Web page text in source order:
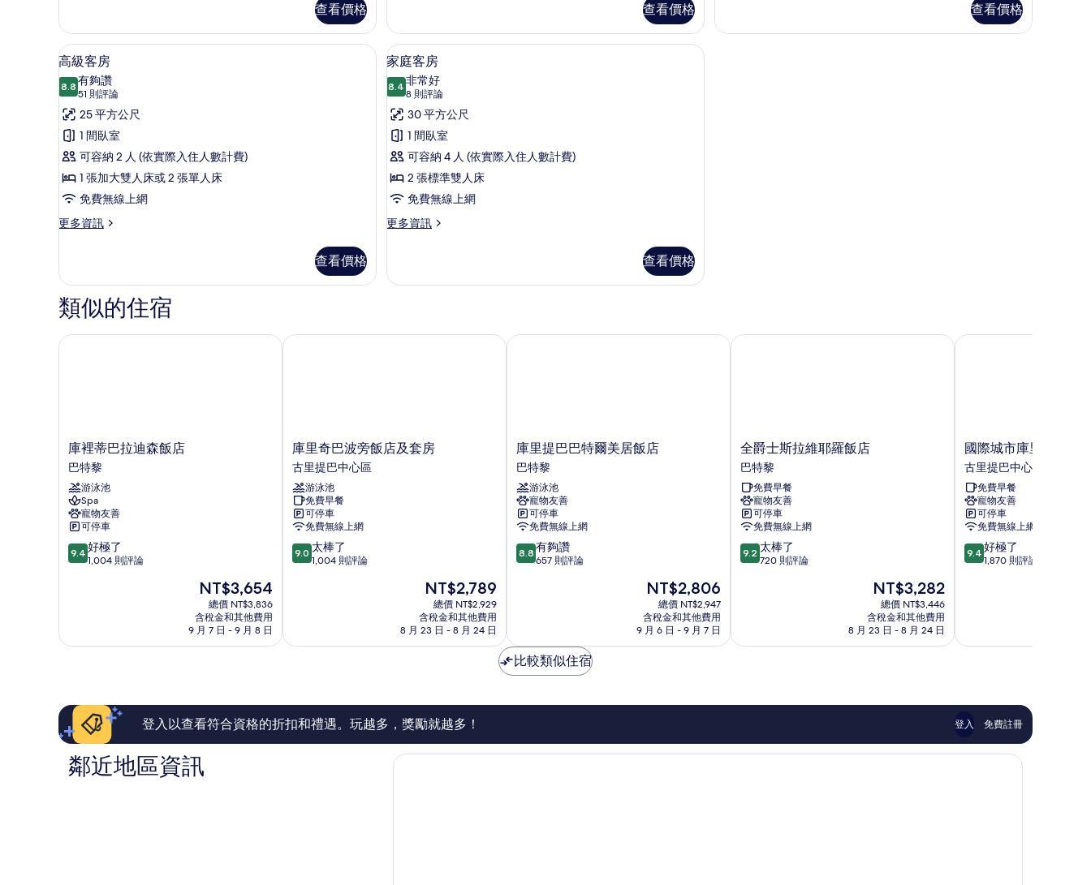
詳
情
查看價格
詳
情
查看價格
有
客
查看價格
顯
示
高
級
客
房
的
所
有
高級客房 | 迷你吧、客房內保險箱、書桌、遮光布/窗簾
4
高級客房
8.88.8 分，滿分 10 分
有夠讚
51 則評論
(51
則
評
論)
25 平方公尺
1 間臥室
可容納 2 人 (依實際入住人數計費)
1 張加大雙人床或 2 張單人床
免費無線上網
更多資訊
更
客
房
的
詳
情
查看價格
顯
示
家
庭
客
房
的
所
有
家庭客房 | 迷你吧、客房內保險箱、書桌、遮光布/窗簾
4
家庭客房
8.48.4 分，滿分 10 分
非常好
8 則評論
(8
則
評
論)
30 平方公尺
1 間臥室
可容納 4 人 (依實際入住人數計費)
2 張標準雙人床
免費無線上網
更多資訊
更
客
情
查看價格
類似的住宿
庫
裡
蒂
巴
拉
迪
森
飯
店
庫裡蒂巴拉迪森飯店
巴特黎
游泳池
Spa
寵物友善
可停車
9.4
分，
極
評
9.4 好極了
1,004 則評論
現
在
價
格
為
NT$3,654
總價 NT$3,836
含稅金和其他費用
9 月 7 日 - 9 月 8 日
庫裡蒂巴拉迪森飯店
庫
里
奇
巴
波
旁
飯
店
及
巴
庫里奇巴波旁飯店及套房
古里提巴中心區
游泳池
免費早餐
可停車
免費無線上網
9.0
分，
棒
評
論
9.0 太棒了
1,004 則評論
現
在
價
格
為
NT$2,789
總價 NT$2,929
含稅金和其他費用
8 月 23 日 - 8 月 24 日
庫里奇巴波旁飯店及套房
庫
里
提
巴
巴
特
爾
美
居
庫里提巴巴特爾美居飯店
巴特黎
游泳池
寵物友善
可停車
免費無線上網
8.8
分，
夠
讚，
657
評
8.8 有夠讚
657 則評論
現
價
格
為
NT$2,806
總價 NT$2,947
含稅金和其他費用
9 月 6 日 - 9 月 7 日
庫里提巴巴特爾美居飯店
全
爵
士
斯
拉
維
耶
羅
飯
全爵士斯拉維耶羅飯店
巴特黎
免費早餐
寵物友善
可停車
免費無線上網
9.2
分，
棒
評
9.2 太棒了
720 則評論
現
在
價
格
為
NT$3,282
總價 NT$3,446
含稅金和其他費用
8 月 23 日 - 8 月 24 日
全爵士斯拉維耶羅飯店
國
際
城
市
庫
里
奇
巴
巴
里
心
區
國際城市庫里奇巴巴
古里提巴中心區
免費早餐
寵物友善
可停車
免費無線上網
9.4
分，
極
評
論
9.4 好極了
1,870 則評論
國際城市庫里奇巴巴特
比較類似住宿
登入以查看符合資格的折扣和禮遇。玩越多，獎勵就越多！ 登入 免費註冊
鄰近地區資訊